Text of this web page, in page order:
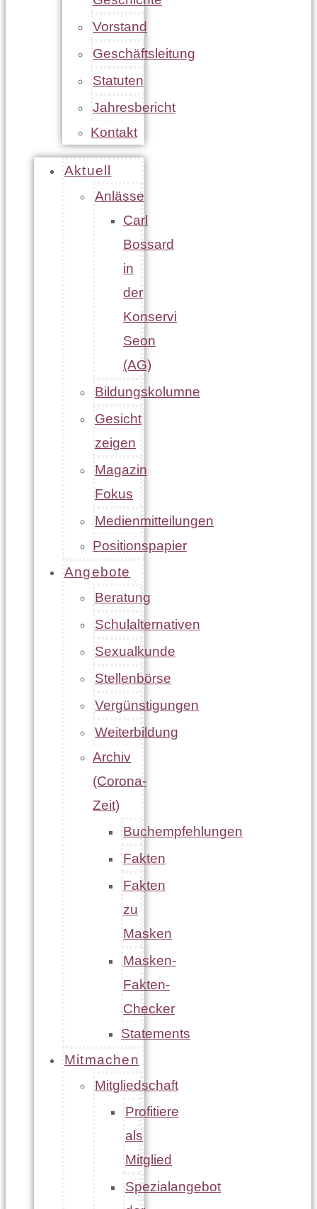
Vorstand
Geschäftsleitung
Statuten
Jahresbericht
Kontakt
Aktuell
Anlässe
Carl
Bossard
in
der
Konservi
Seon
(AG)
Bildungskolumne
Gesicht
zeigen
Magazin
Fokus
Medienmitteilungen
Positionspapier
Angebote
Beratung
Schulalternativen
Sexualkunde
Stellenbörse
Vergünstigungen
Weiterbildung
Archiv
(Corona-
Zeit)
Buchempfehlungen
Fakten
Fakten
zu
Masken
Masken-
Fakten-
Checker
Statements
Mitmachen
Mitgliedschaft
Profitiere
als
Mitglied
Spezialangebot